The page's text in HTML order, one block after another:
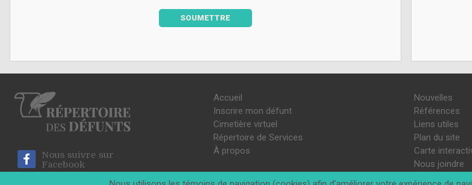
SOUMETTRE
Nous suivre sur
Facebook
Accueil
Inscrire mon défunt
Cimetière virtuel
Répertoire de Services
À propos
Nouvelles
Références
Liens utiles
Plan du site
Carte
Nous joindre